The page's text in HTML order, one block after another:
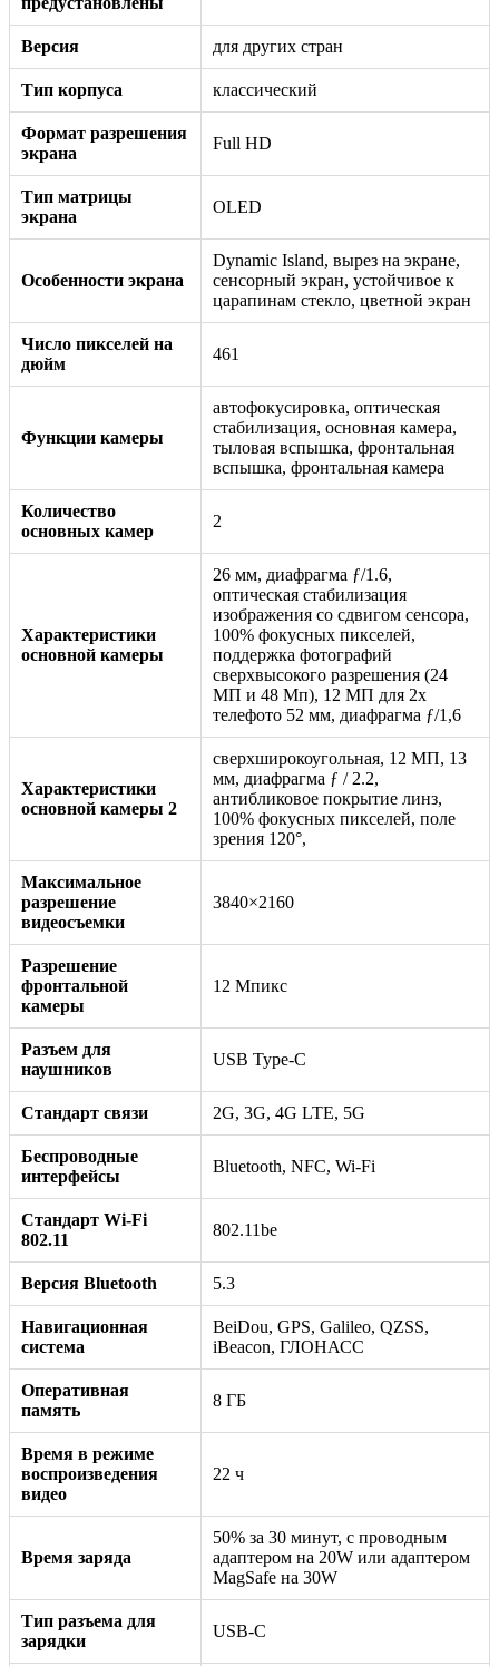
Версия для других стран
Тип корпуса классический
Формат разрешения
экрана
Full HD
Тип матрицы
экрана
OLED
Особенности экрана
Dynamic Island, вырез на экране,
сенсорный экран, устойчивое к
царапинам стекло, цветной экран
Число пикселей на
дюйм
461
Функции камеры
автофокусировка, оптическая
стабилизация, основная камера,
тыловая вспышка, фронтальная
вспышка, фронтальная камера
Количество
основных камер
2
Характеристики
основной камеры
26 мм, диафрагма ƒ/1.6,
оптическая стабилизация
изображения со сдвигом сенсора,
100% фокусных пикселей,
поддержка фотографий
сверхвысокого разрешения (24
МП и 48 Мп), 12 МП для 2x
телефото 52 мм, диафрагма ƒ/1,6
Характеристики
основной камеры 2
сверхширокоугольная, 12 МП, 13
мм, диафрагма ƒ / 2.2,
антибликовое покрытие линз,
100% фокусных пикселей, поле
зрения 120°,
Максимальное
разрешение
видеосъемки
3840×2160
Разрешение
фронтальной
камеры
12 Мпикс
Разъем для
наушников
USB Type-C
Стандарт связи 2G, 3G, 4G LTE, 5G
Беспроводные
интерфейсы
Bluetooth, NFC, Wi-Fi
Стандарт Wi-Fi
802.11
802.11be
Версия Bluetooth 5.3
Навигационная
система
BeiDou, GPS, Galileo, QZSS,
iBeacon, ГЛОНАСС
Оперативная
память
8 ГБ
Время в режиме
воспроизведения
видео
22 ч
Время заряда
50% за 30 минут, с проводным
адаптером на 20W или адаптером
MagSafe на 30W
Тип разъема для
зарядки
USB-C